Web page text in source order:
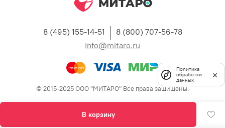
В корзину
8 (495) 155-14-51
8 (800) 707-56-78
info@mitaro.ru
© 2015-2025 ООО "МИТАРО" Все права защищены.
Политика
обработки
данных